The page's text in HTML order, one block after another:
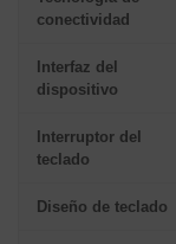
conectividad
Interfaz del
dispositivo
Interruptor del
teclado
Diseño de teclado